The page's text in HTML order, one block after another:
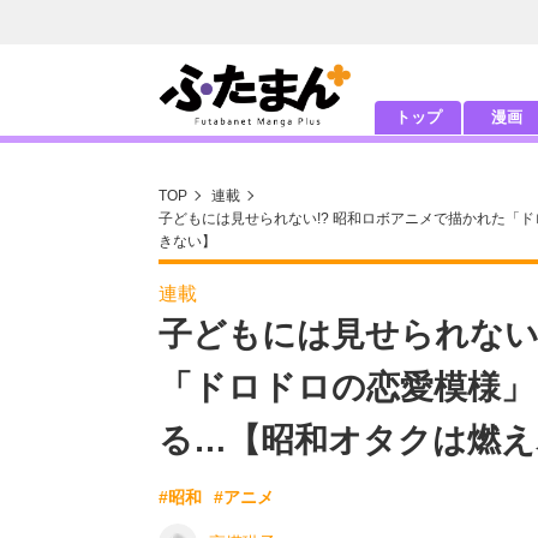
トップ 漫画
TOP
連載
子どもには見せられない!? 昭和ロボアニメで描かれた「
きない】
連載
子どもには見せられな
「ドロドロの恋愛模様
る…【昭和オタクは燃
#昭和 #アニメ